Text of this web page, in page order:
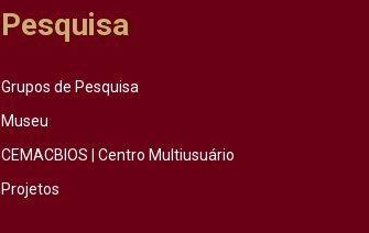
Pesquisa
Grupos de Pesquisa
Museu
CEMACBIOS | Centro Multiusuário
Projetos